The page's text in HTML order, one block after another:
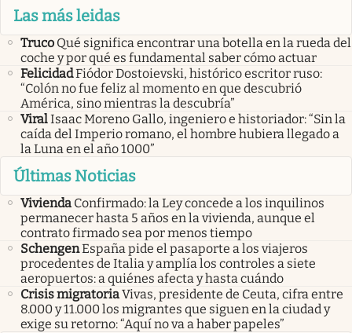
Las más leidas
Truco Qué significa encontrar una botella en la rueda del
coche y por qué es fundamental saber cómo actuar
FelicidadFiódor Dostoievski, histórico escritor ruso:
“Colón no fue feliz al momento en que descubrió
América, sino mientras la descubría”
ViralIsaac Moreno Gallo, ingeniero e historiador: “Sin la
caída del Imperio romano, el hombre hubiera llegado a
la Luna en el año 1000”
Últimas Noticias
Vivienda Confirmado: la Ley concede a los inquilinos
permanecer hasta 5 años en la vivienda, aunque el
contrato firmado sea por menos tiempo
SchengenEspaña pide el pasaporte a los viajeros
procedentes de Italia y amplía los controles a siete
aeropuertos: a quiénes afecta y hasta cuándo
Crisis migratoriaVivas, presidente de Ceuta, cifra entre
8.000 y 11.000 los migrantes que siguen en la ciudad y
exige su retorno: “Aquí no va a haber papeles”